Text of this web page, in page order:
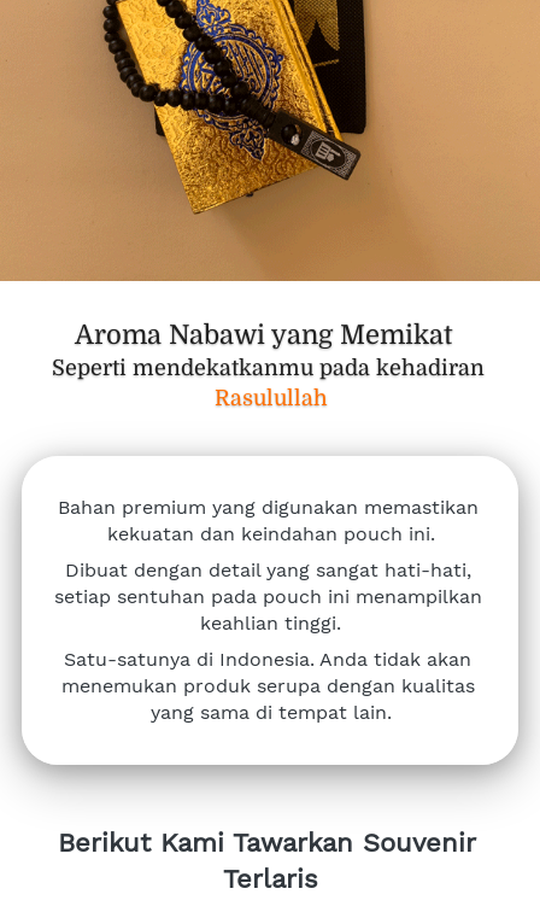
Aroma Nabawi yang Memikat
Seperti mendekatkanmu pada kehadiran
Rasulullah
Bahan premium yang digunakan memastikan
kekuatan dan keindahan pouch ini.
Dibuat dengan detail yang sangat hati-hati,
setiap sentuhan pada pouch ini menampilkan
keahlian tinggi.
Satu-satunya di Indonesia. Anda tidak akan
menemukan produk serupa dengan kualitas
yang sama di tempat lain.
Berikut Kami Tawarkan Souvenir
Terlaris